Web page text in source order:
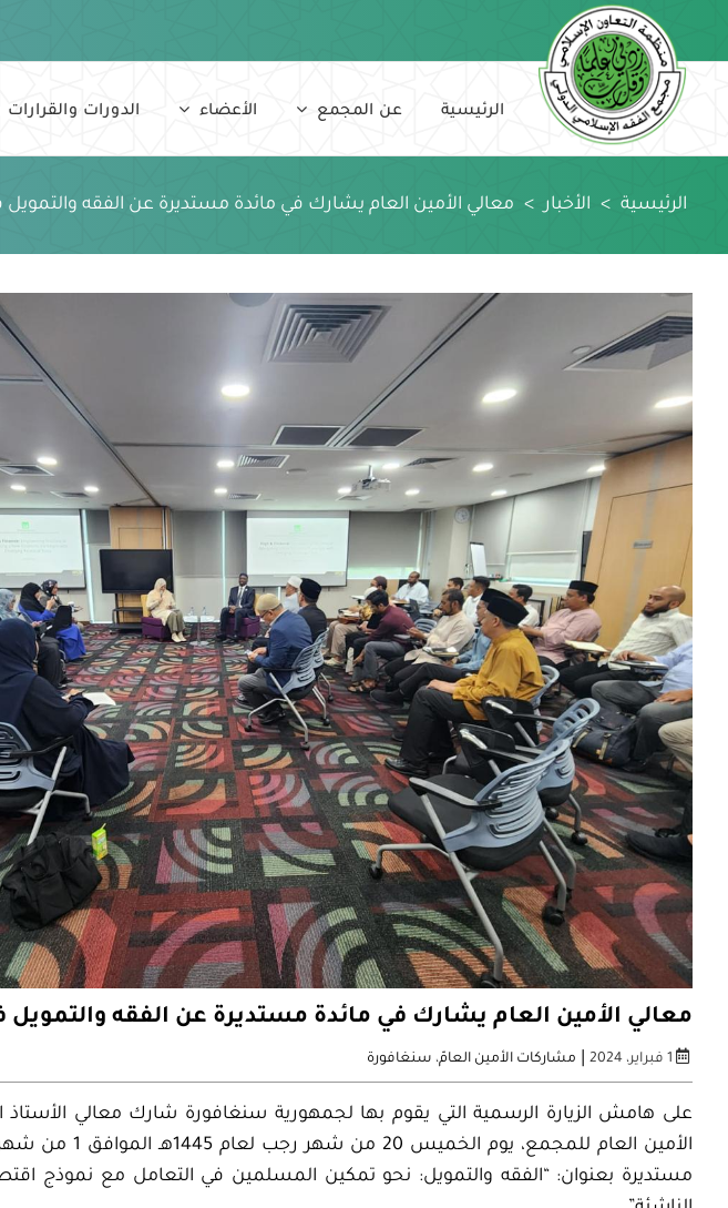
content
الرئيسية عن المجمع الأعضاء الدورات والقرارات
الرئيسية > الأخبار > معالي الأمين العام يشارك في مائدة مستديرة عن الفقه
معالي الأمين العام يشارك في مائدة مستديرة عن الفقه
1 فبراير، 2024 | مشاركات الأمين العامّ، سنغافورة
على هامش الزيارة الرسمية التي يقوم بها لجمهورية سنغافورة شارك معالي
مستديرة بعنوان: “الفقه والتمويل: نحو تمكين المسلمين في التعامل مع نموذج